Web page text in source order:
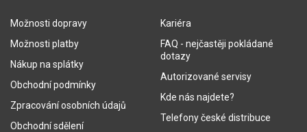
Možnosti dopravy
Možnosti platby
Nákup na splátky
Obchodní podmínky
Zpracování osobních údajů
Obchodní sdělení
Kariéra
FAQ - nejčastěji pokládané
dotazy
Autorizované servisy
Kde nás najdete?
Telefony české distribuce